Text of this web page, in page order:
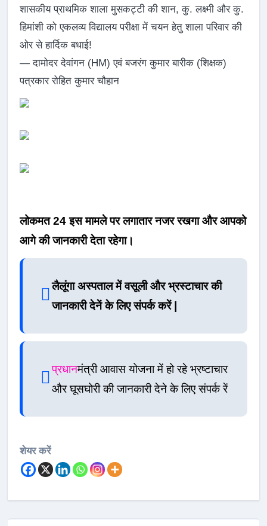
शासकीय प्राथमिक शाला मुसकट्टी की शान, कु. लक्ष्मी और कु.
हिमांशी को एकलव्य विद्यालय परीक्षा में चयन हेतु शाला परिवार की
ओर से हार्दिक बधाई!
— दामोदर देवांगन (HM) एवं बजरंग कुमार बारीक (शिक्षक)
पत्रकार रोहित कुमार चौहान
लोकमत 24 इस मामले पर लगातार नजर रखगा और आपको
आगे की जानकारी देता रहेगा।
लैलूंगा अस्पताल में वसूली और भ्रस्टाचार की
जानकारी देनें के लिए संपर्क करें |
प्रधानमंत्री आवास योजना में हो रहे भ्रष्टाचार
और घूसघोरी की जानकारी देने के लिए संपर्क रें
शेयर करें